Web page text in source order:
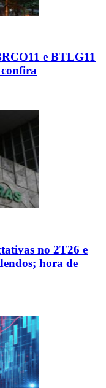
e BTLG11
confira
no 2T26 e
hora de